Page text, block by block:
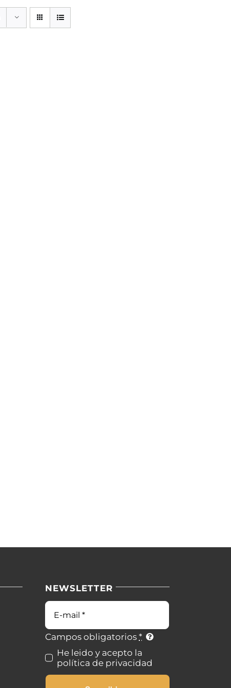
NEWSLETTER
Correo
electrónico
Campos obligatorios*
He leido y acepto la
política de privacidad